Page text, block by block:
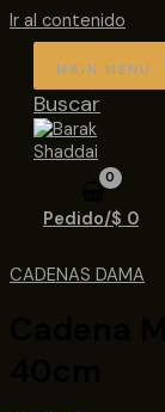
Ir al contenido
MAIN MENU
Buscar
Pedido/$ 0
CADENAS DAMA